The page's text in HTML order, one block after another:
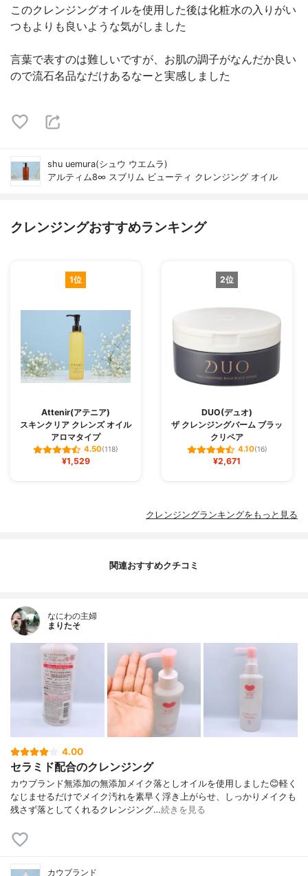
このクレンジングオイルを使用した後は化粧水の入りがい
つもよりも良いような気がしました
言葉で表すのは難しいですが、お肌の調子がなんだか良い
ので流石名品なだけあるなーと実感しました
shu uemura(シュウ ウエムラ)
アルティム8∞ スブリム ビューティ クレンジング オイル
クレンジングおすすめランキング
1位
Attenir(アテニア)
スキンクリア クレンズ オイル
アロマタイプ
4.50(118)
¥1,529
2位
DUO(デュオ)
ザ クレンジングバーム ブラッ
クリペア
4.10(16)
¥2,671
クレンジングランキングをもっと見る
関連おすすめクチコミ
なにわの主婦
まりたそ
4.00
セラミド配合のクレンジング
カウブランド無添加の無添加メイク落としオイルを使用しました😊軽く
なじませるだけでメイク汚れを素早く浮き上がらせ、しっかりメイクも
残さず落としてくれるクレンジング…続きを見る
カウブランド